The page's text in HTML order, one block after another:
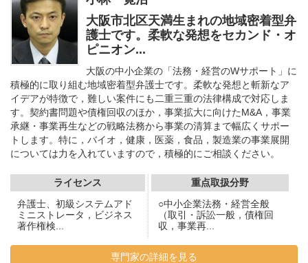
大阪市北区天満生まれの地域密着型弁
護士です。柔軟な発想をセカンド・オ
ピニオン...
大阪の中小企業の「法務・経営のWサポート」に
積極的に取り組む地域密着型弁護士です。柔軟な発想と斬新なア
イデアが特徴で，難しい案件にも二重三重の法律構成で対応しま
す。契約書問題や債権回収のほか，事業拡大に向けたM&A，事業
承継・事業再生などの戦略法務から事業の清算まで幅広くサポー
トします。特に，バイオ，健康，医薬，食品，製造業の事業展開
については力を入れていますので，積極的にご相談ください。
ライセンス
弁護士、初級システムアド
ミニストレータ，ビジネス
著作権検...
重点取扱分野
○中小企業法務・経営全般
（取引・訴訟一般，債権回
収，事業再...
専門家の詳細を見る